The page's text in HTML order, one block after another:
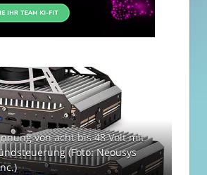
von acht bis 48 Volt mit
(Foto: Neousys